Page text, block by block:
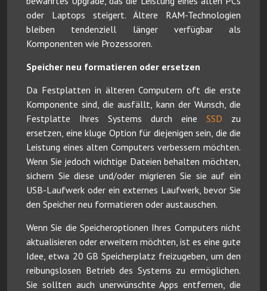
oder Laptops steigert. Ältere RAM-Technologien
bleiben tendenziell länger verfügbar als
Komponenten wie Prozessoren.
Speicher neu formatieren oder ersetzen
Da Festplatten in älteren Computern oft die erste
Komponente sind, die ausfällt, kann der Wunsch, die
Festplatte Ihres Systems durch eine SSD zu
ersetzen, eine kluge Option für diejenigen sein, die die
Leistung eines alten Computers verbessern möchten.
Wenn Sie jedoch wichtige Dateien behalten möchten,
sichern Sie diese und/oder migrieren Sie sie auf ein
USB-Laufwerk oder ein externes Laufwerk, bevor Sie
den Speicher neu formatieren oder austauschen.
Wenn Sie die Speicheroptionen Ihres Computers nicht
aktualisieren oder erweitern möchten, ist es eine gute
Idee, etwa 20 GB Speicherplatz freizugeben, um den
reibungslosen Betrieb des Systems zu ermöglichen.
Sie sollten auch unerwünschte Apps entfernen, die